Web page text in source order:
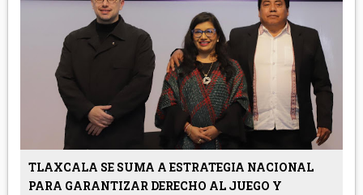
TLAXCALA SE SUMA A ESTRATEGIA NACIONAL
PARA GARANTIZAR DERECHO AL JUEGO Y